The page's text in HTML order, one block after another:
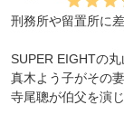
刑務所や留置所に
SUPER EIGHTの
真木よう子がそ
寺尾聰が伯父を演